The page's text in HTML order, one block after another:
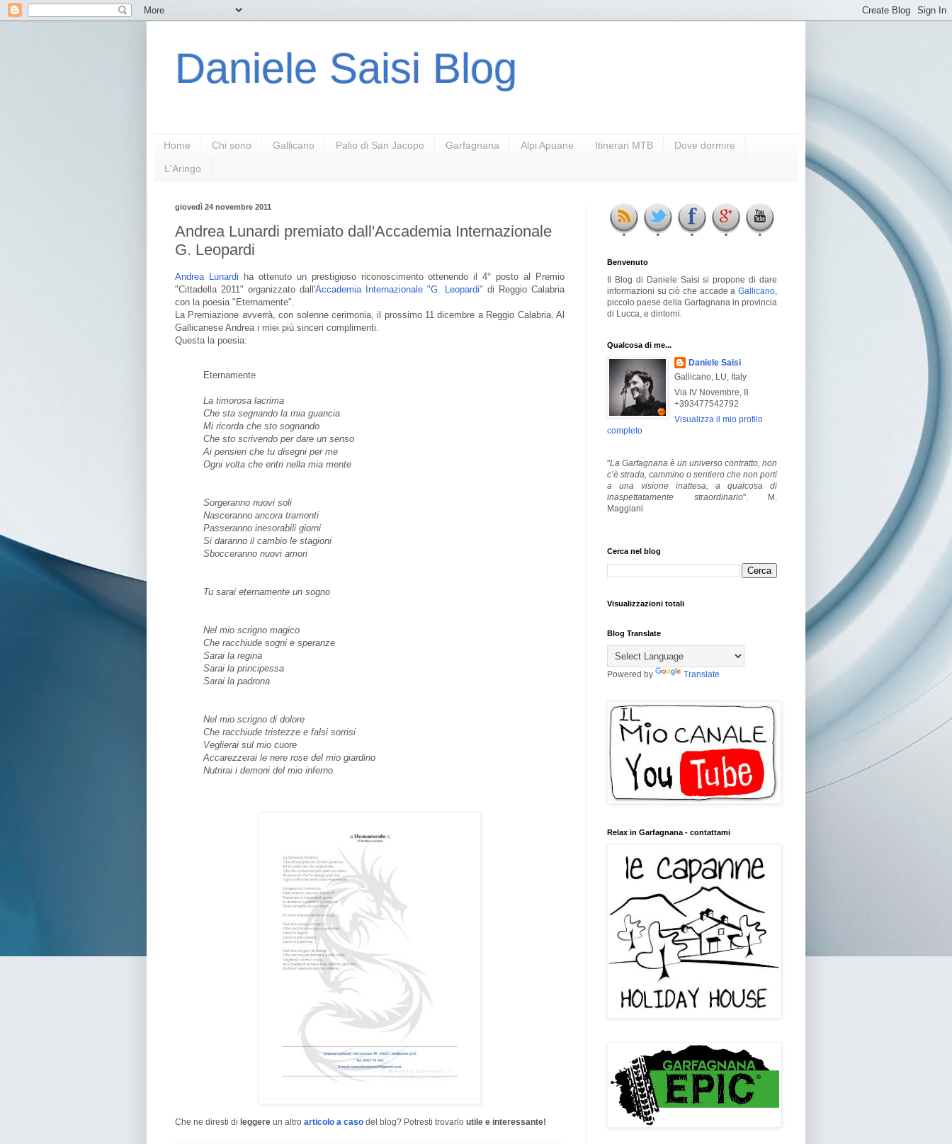
Daniele Saisi Blog
Home Chi sono Gallicano Palio di San Jacopo Garfagnana Alpi Apuane Itinerari MTB Dove dormire
L'Aringo
giovedì 24 novembre 2011
Andrea Lunardi premiato dall'Accademia Internazionale
G. Leopardi
Andrea Lunardi ha ottenuto un prestigioso riconoscimento ottenendo il 4° posto al Premio
"Cittadella 2011" organizzato dall'Accademia Internazionale "G. Leopardi" di Reggio Calabria
con la poesia "Eternamente".
La Premiazione avverrà, con solenne cerimonia, il prossimo 11 dicembre a Reggio Calabria. Al
Gallicanese Andrea i miei più sinceri complimenti.
Questa la poesia:
Eternamente
La timorosa lacrima
Che sta segnando la mia guancia
Mi ricorda che sto sognando
Che sto scrivendo per dare un senso
Ai pensieri che tu disegni per me
Ogni volta che entri nella mia mente
Sorgeranno nuovi soli
Nasceranno ancora tramonti
Passeranno inesorabili giorni
Si daranno il cambio le stagioni
Sbocceranno nuovi amori
Tu sarai eternamente un sogno
Nel mio scrigno magico
Che racchiude sogni e speranze
Sarai la regina
Sarai la principessa
Sarai la padrona
Nel mio scrigno di dolore
Che racchiude tristezze e falsi sorrisi
Veglierai sul mio cuore
Accarezzerai le nere rose del mio giardino
Nutrirai i demoni del mio inferno.
Che ne diresti di leggere un altro articolo a caso del blog? Potresti trovarlo utile e interessante!
Benvenuto
Il Blog di Daniele Saisi si propone di dare
informazioni su ciò che accade a Gallicano
piccolo paese della Garfagnana in provincia
di Lucca, e dintorni.
Qualcosa di me...
Daniele Saisi
Gallicano, LU, Italy
Via IV Novembre, 8
+393477542792
Visualizza il mio profilo
completo
"La Garfagnana è un universo contratto, non
c’è strada, cammino o sentiero che non porti
a una visione inattesa, a qualcosa di
inaspettatamente straordinario". M.
Maggiani
Cerca nel blog
Visualizzazioni totali
Blog Translate
Powered by Translate
Relax in Garfagnana - contattami